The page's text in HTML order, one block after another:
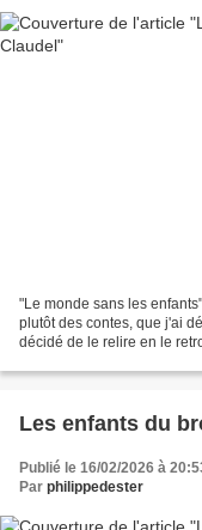
"Le monde sans les
plutôt des contes, que j'ai
décidé de le relire en le
Les enfants du
Publié le 16/02/2026 à
Par philippedester